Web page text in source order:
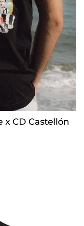
x CD Castellón